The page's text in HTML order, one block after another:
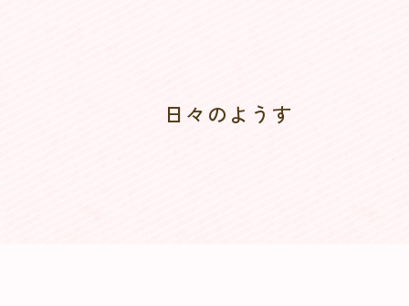
日々のようす